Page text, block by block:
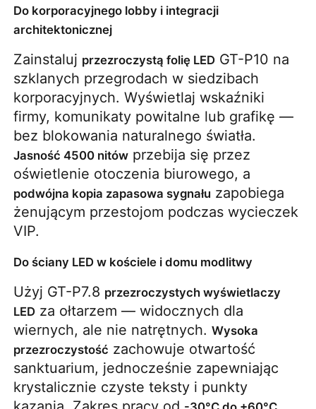
Do korporacyjnego lobby i integracji
architektonicznej
Zainstaluj przezroczystą folię LED GT-P10 na
szklanych przegrodach w siedzibach
korporacyjnych. Wyświetlaj wskaźniki
firmy, komunikaty powitalne lub grafikę —
Jasność 4500 nitów przebija się przez
podwójna kopia zapasowa sygnału zapobiega
żenującym przestojom podczas wycieczek
VIP.
Do ściany LED w kościele i domu modlitwy
Użyj GT-P7.8 przezroczystych wyświetlaczy
LED za ołtarzem — widocznych dla
wiernych, ale nie natrętnych. Wysoka
przezroczystość zachowuje otwartość
sanktuarium, jednocześnie zapewniając
krystalicznie czyste teksty i punkty